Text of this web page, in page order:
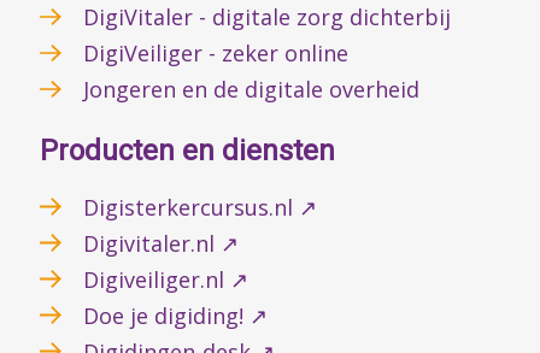
DigiVitaler - digitale zorg dichterbij
DigiVeiliger - zeker online
Jongeren en de digitale overheid
Producten en diensten
Digisterkercursus.nl ↗
Digivitaler.nl ↗
Digiveiliger.nl ↗
Doe je digiding! ↗